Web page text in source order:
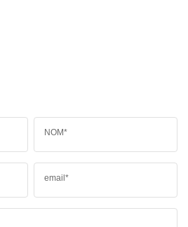
NOM*
email*